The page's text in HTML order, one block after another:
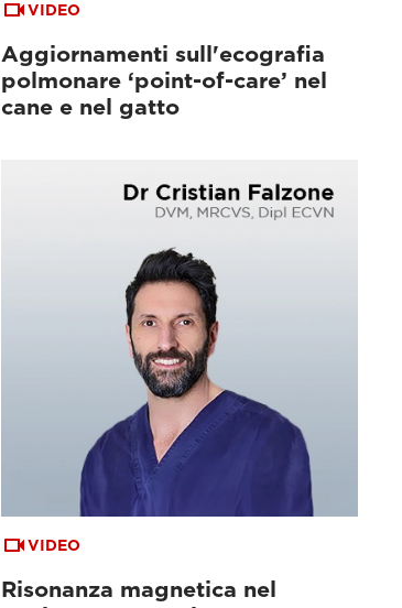
VIDEO
Aggiornamenti sull'ecografia
polmonare ‘point-of-care’ nel
cane e nel gatto
VIDEO
Risonanza magnetica nel